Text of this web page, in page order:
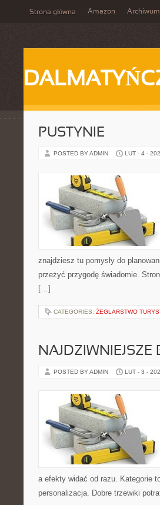
Strona główna Amazon Archiwum
PUSTYNIE
POSTED BY ADMIN LUT - 4 -
znajdziesz tu pomysły do
przeżyć przygodę świadomie.
[…]
CATEGORIES: ŻEGLARSTWO
NAJDZIWNIEJSZE
POSTED BY ADMIN LUT - 3 -
a efekty widać od razu. Kategorie
personalizacja. Dobre trzewiki